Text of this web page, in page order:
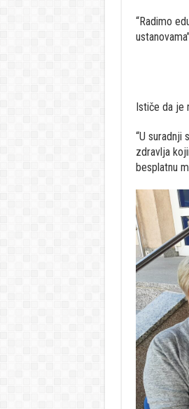
“Radimo
Ističe da je
“U suradnji
zdravlja
besplatnu